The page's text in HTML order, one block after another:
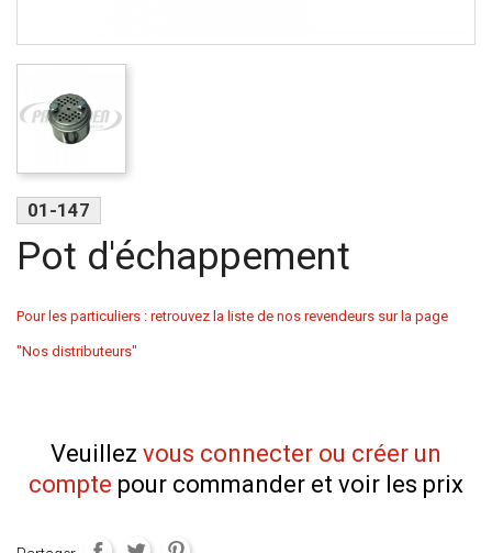
01-147
Pot d'échappement
Pour les particuliers : retrouvez la liste de nos revendeurs sur la page
"Nos distributeurs"
Veuillez vous connecter ou créer un
compte pour commander et voir les prix